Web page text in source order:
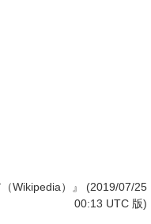
Wikipedia）』 (2019/07/25
00:13 UTC 版)